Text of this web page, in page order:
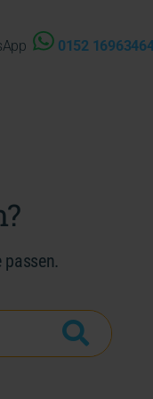
0152
passen.